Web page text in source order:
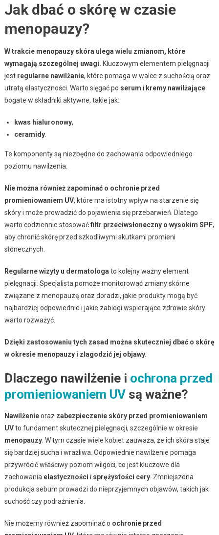
Jak dbać o skórę w czasie
menopauzy?
W trakcie menopauzy skóra ulega wielu zmianom, które
wymagają szczególnej uwagi. Kluczowym elementem pielęgnacji
jest regularne nawilżanie, które pomaga w walce z suchością oraz
utratą elastyczności. Warto sięgać po serum i kremy nawilżające
bogate w składniki aktywne, takie jak:
kwas hialuronowy,
ceramidy.
Te komponenty są niezbędne do zachowania odpowiedniego
poziomu nawilżenia.
Nie można również zapominać o ochronie przed
promieniowaniem UV, które ma istotny wpływ na starzenie się
skóry i może prowadzić do pojawienia się przebarwień. Dlatego
warto codziennie stosowaćfiltr przeciwsłoneczny o wysokim SPF,
aby chronić skórę przed szkodliwymi skutkami promieni
słonecznych.
Regularne wizyty u dermatologa to kolejny ważny element
pielęgnacji. Specjalista pomoże monitorować zmiany skórne
związane z menopauzą oraz doradzi, jakie produkty mogą być
najbardziej odpowiednie i jakie zabiegi wspierające zdrowie skóry
warto rozważyć.
Dzięki zastosowaniu tych zasad można skuteczniej dbać o skórę
w okresie menopauzy i złagodzić jej objawy.
Dlaczego nawilżenie i ochrona przed
promieniowaniem UVsą ważne?
Nawilżenieoraz zabezpieczenie skóry przed promieniowaniem
UVto fundament skutecznej pielęgnacji, szczególnie w okresie
menopauzy. W tym czasie wiele kobiet zauważa, że ich skóra staje
się bardziej sucha i wrażliwa. Odpowiednie nawilżenie pomaga
przywrócić właściwy poziom wilgoci, co jest kluczowe dla
zachowania elastyczności i sprężystości cery. Zmniejszona
produkcja sebum prowadzi do nieprzyjemnych objawów, takich jak
suchość czy podrażnienia.
Nie możemy również zapominać o ochronie przed